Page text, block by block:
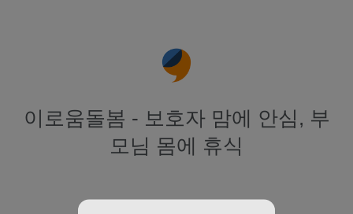
이로움돌봄 - 보호자 맘에 안심, 부
모님 몸에 휴식